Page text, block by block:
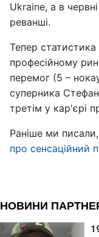
Ukraine, а в
реванші.
Тепер статистика
професійному
перемог (5 –
суперника
третім у кар'єрі
Раніше ми
про сенсаційний